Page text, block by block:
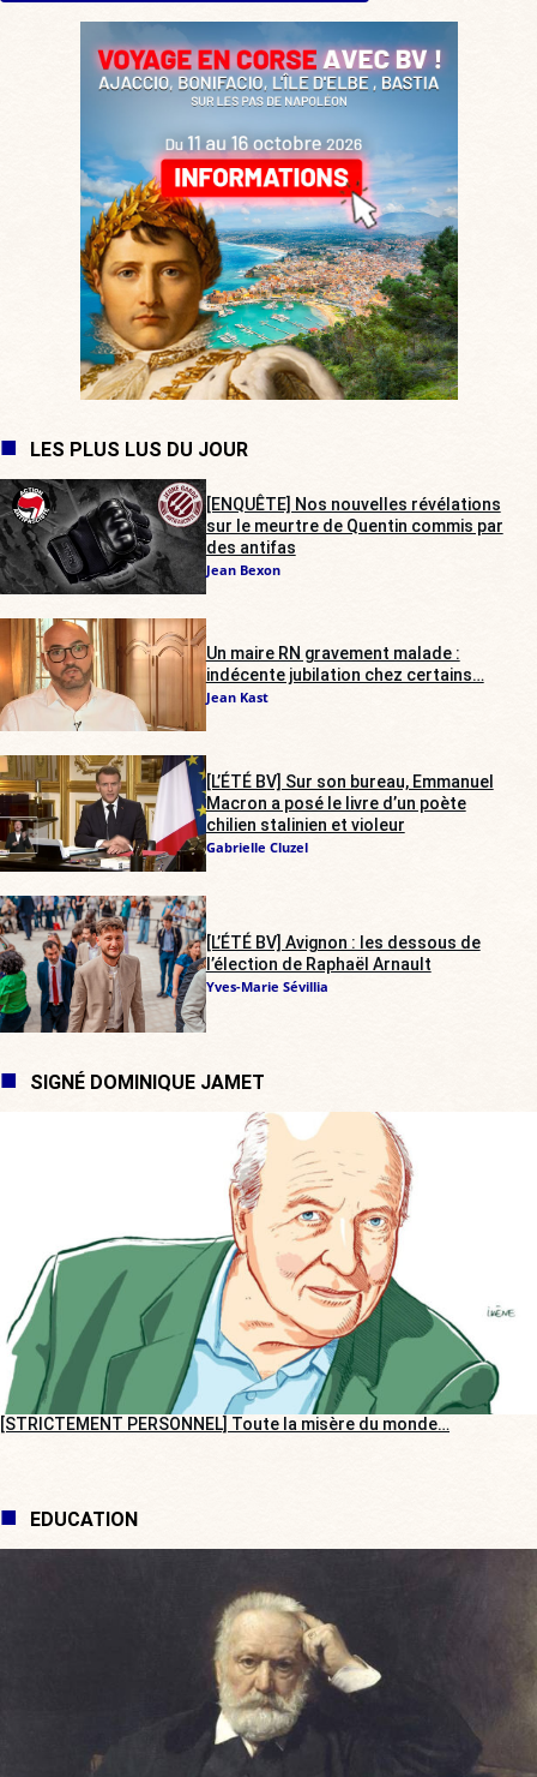
LES PLUS LUS DU JOUR
[ENQUÊTE] Nos nouvelles révélations
sur le meurtre de Quentin commis par
des antifas
Jean Bexon
Un maire RN gravement malade :
indécente jubilation chez certains…
Jean Kast
[L’ÉTÉ BV] Sur son bureau, Emmanuel
Macron a posé le livre d’un poète
chilien stalinien et violeur
Gabrielle Cluzel
[L’ÉTÉ BV] Avignon : les dessous de
l’élection de Raphaël Arnault
Yves-Marie Sévillia
SIGNÉ DOMINIQUE JAMET
[STRICTEMENT PERSONNEL] Toute la misère du monde…
EDUCATION